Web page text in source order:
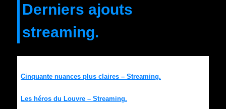
Derniers ajouts
streaming.
Cinquante nuances plus claires – Streaming.
Les héros du Louvre – Streaming.